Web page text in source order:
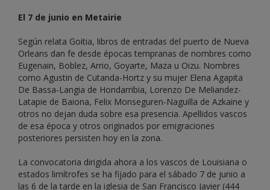
El 7 de junio en Metairie
Según relata Goitia, libros de entradas del puerto de Nueva
Orleans dan fe desde épocas tempranas de nombres como
Eugenain, Boblez, Arrio, Goyarte, Maza u Oizu. Nombres
como Agustin de Cutanda-Hortz y su mujer Elena Agapita
De Bassa-Langia de Hondarribia, Lorenzo De Meliandez-
Latapie de Baiona, Felix Monseguren-Naguilla de Azkaine y
otros no dejan duda sobre esa presencia. Apellidos vascos
de esa época y otros originados por emigraciones
posteriores persisten hoy en la zona.
La convocatoria dirigida ahora a los vascos de Louisiana o
estados limítrofes se ha fijado para el sábado 7 de junio a
las 6 de la tarde en la iglesia de San Francisco Javier (444